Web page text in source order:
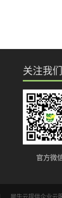
最佳场所。在
务会议等有丰
务会议之旅。
间（套）。
关注我们
官方微